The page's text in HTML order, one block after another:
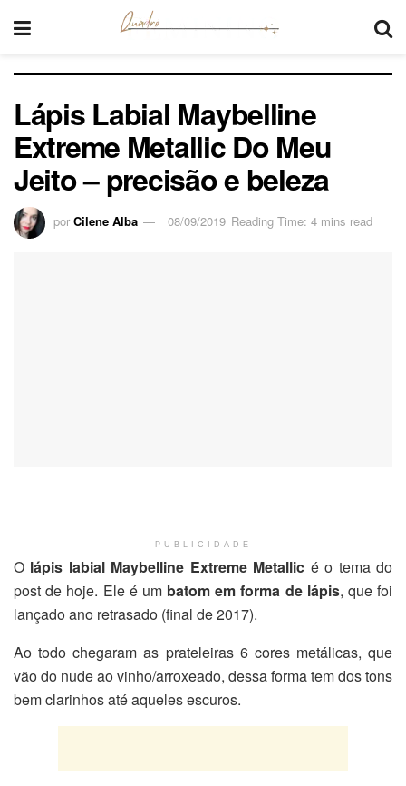
Lápis Labial Maybelline
Extreme Metallic Do Meu
Jeito – precisão e beleza
por Cilene Alba 08/09/2019 Reading Time: 4 mins read
PUBLICIDADE
O lápis labial Maybelline Extreme Metallic é o tema do
post de hoje. Ele é um batom em forma de lápis, que foi
lançado ano retrasado (final de 2017).
Ao todo chegaram as prateleiras 6 cores metálicas, que
vão do nude ao vinho/arroxeado, dessa forma tem dos tons
bem clarinhos até aqueles escuros.